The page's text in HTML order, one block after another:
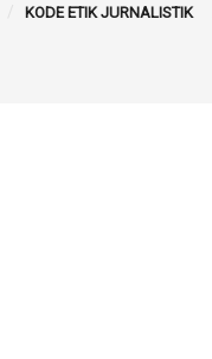
KODE ETIK JURNALISTIK